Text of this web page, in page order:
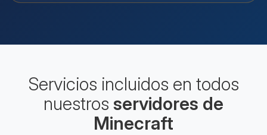
Servicios incluidos en todos
nuestros servidores de
Minecraft